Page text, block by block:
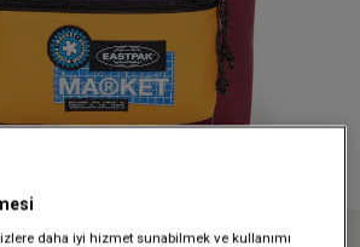
daha iyi hizmet sunabilmek ve kullanımı